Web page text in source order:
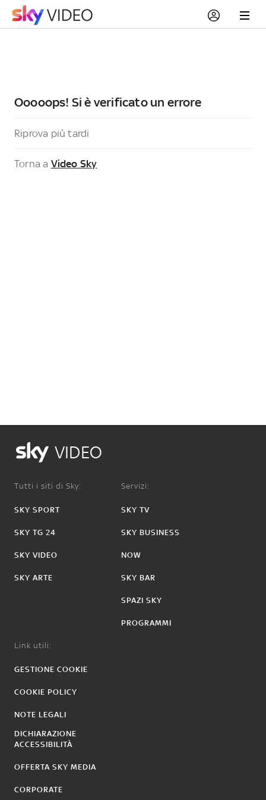
Ooooops! Si è verificato un errore
Riprova più tardi
Torna a Video Sky
VIDEO
Tutti i siti di Sky:
SKY SPORT
SKY TG 24
SKY VIDEO
SKY ARTE
Servizi:
SKY TV
SKY BUSINESS
NOW
SKY BAR
SPAZI SKY
PROGRAMMI
Link utili:
GESTIONE COOKIE
COOKIE POLICY
NOTE LEGALI
DICHIARAZIONE
ACCESSIBILITÀ
OFFERTA SKY MEDIA
CORPORATE